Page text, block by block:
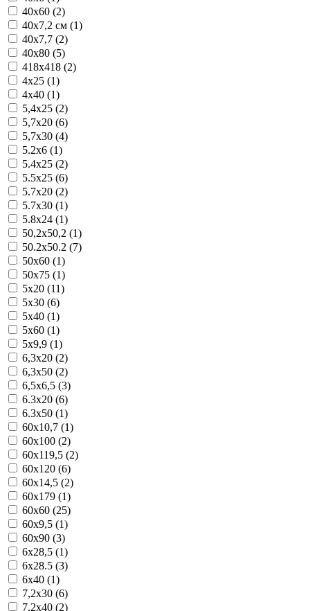
40x60 (2)
40x7,2 см (1)
40x7,7 (2)
40x80 (5)
418x418 (2)
4x25 (1)
4x40 (1)
5,4x25 (2)
5,7x20 (6)
5,7x30 (4)
5.2x6 (1)
5.4x25 (2)
5.5x25 (6)
5.7x20 (2)
5.7x30 (1)
5.8x24 (1)
50,2x50,2 (1)
50.2x50.2 (7)
50x60 (1)
50x75 (1)
5x20 (11)
5x30 (6)
5x40 (1)
5x60 (1)
5x9,9 (1)
6,3x20 (2)
6,3x50 (2)
6,5x6,5 (3)
6.3x20 (6)
6.3x50 (1)
60x10,7 (1)
60x100 (2)
60x119,5 (2)
60x120 (6)
60x14,5 (2)
60x179 (1)
60x60 (25)
60x9,5 (1)
60x90 (3)
6x28,5 (1)
6x28.5 (3)
6x40 (1)
7,2x30 (6)
7,2x40 (2)